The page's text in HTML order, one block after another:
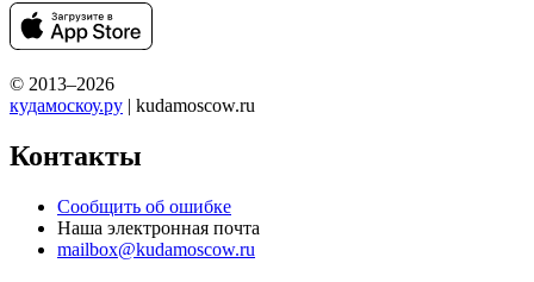
© 2013–2026
кудамоскоу.ру | kudamoscow.ru
Контакты
Сообщить об ошибке
Наша электронная почта
mailbox@kudamoscow.ru